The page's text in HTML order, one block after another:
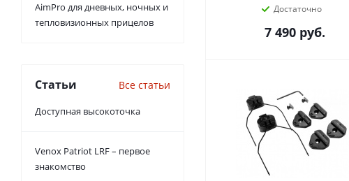
Достаточно
7 490 руб.
AimPro для дневных, ночных и
тепловизионных прицелов
Статьи Все статьи
Доступная высокоточка
Venox Patriot LRF – первое
знакомство